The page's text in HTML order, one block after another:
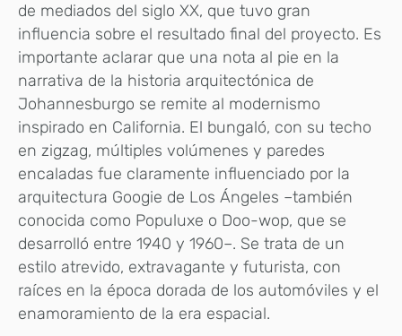
de mediados del siglo XX, que tuvo gran
influencia sobre el resultado final del proyecto. Es
importante aclarar que una nota al pie en la
narrativa de la historia arquitectónica de
Johannesburgo se remite al modernismo
inspirado en California. El bungaló, con su techo
en zigzag, múltiples volúmenes y paredes
encaladas fue claramente influenciado por la
arquitectura Googie de Los Ángeles –también
conocida como Populuxe o Doo-wop, que se
desarrolló entre 1940 y 1960–. Se trata de un
estilo atrevido, extravagante y futurista, con
raíces en la época dorada de los automóviles y el
enamoramiento de la era espacial.